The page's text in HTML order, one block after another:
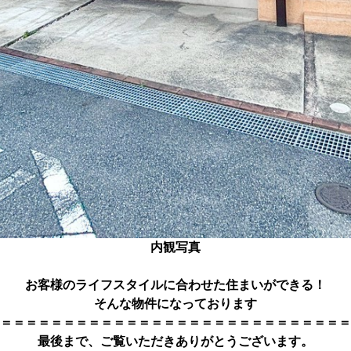
内観写真
お客様のライフスタイルに合わせた住まいができる！
そんな物件になっております
＝＝＝＝＝＝＝＝＝＝＝＝＝＝＝＝＝＝＝＝＝＝＝＝＝＝
最後まで、ご覧いただきありがとうございます。